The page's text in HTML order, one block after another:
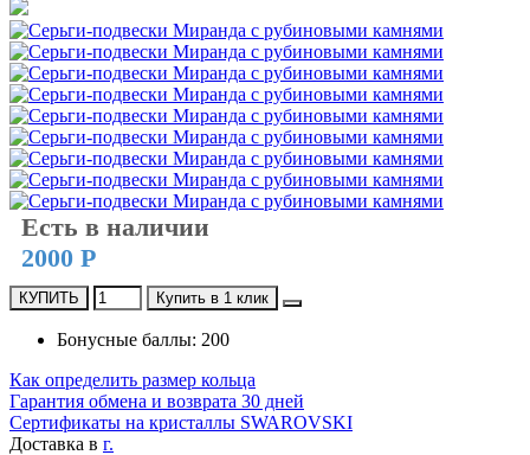
Есть в наличии
2000 Р
КУПИТЬ Купить в 1 клик
Бонусные баллы: 200
Как определить размер кольца
Гарантия обмена и возврата 30 дней
Сертификаты на кристаллы SWAROVSKI
Доставка в г.